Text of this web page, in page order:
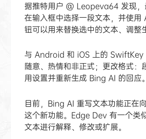
据推特用户 @ Leopeva64 发现
在输入框中选择一段文本，并使
钮可以用来替换选中的文本、调整
与 Android 和 iOS 上的 SwiftKey
随意、热情和非正式；更改格式
用设置并重新生成 Bing AI 的回应。
目前，Bing AI 重写文本功能正在
这个新功能。Edge Dev 有一个类
文本进行解释、修改或扩展。